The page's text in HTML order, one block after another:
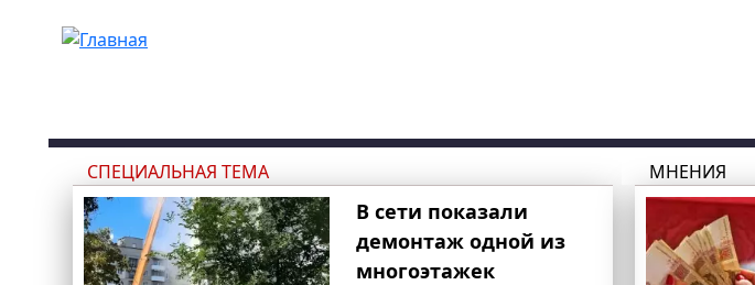
СПЕЦИАЛЬНАЯ ТЕМА
В сети показали
демонтаж одной из
многоэтажек
МНЕНИЯ